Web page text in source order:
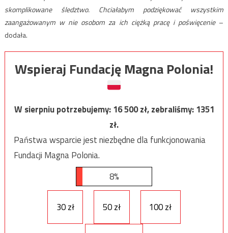
skomplikowane śledztwo. Chciałabym podziękować wszystkim
zaangażowanym w nie osobom za ich ciężką pracę i poświęcenie–
dodała.
Wspieraj Fundację Magna Polonia!
W sierpniu potrzebujemy:16 500zł, zebraliśmy:1351
zł.
Państwa wsparcie jest niezbędne dla funkcjonowania
Fundacji Magna Polonia.
8%
30 zł 50 zł 100 zł